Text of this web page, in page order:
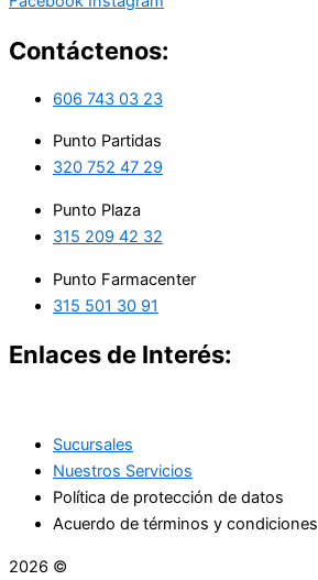
Contáctenos:
606 743 03 23
Punto Partidas
320 752 47 29
Punto Plaza
315 209 42 32
Punto Farmacenter
315 501 30 91
Enlaces de Interés:
Sucursales
Nuestros Servicios
Política de protección de datos
Acuerdo de términos y condiciones
2026 ©